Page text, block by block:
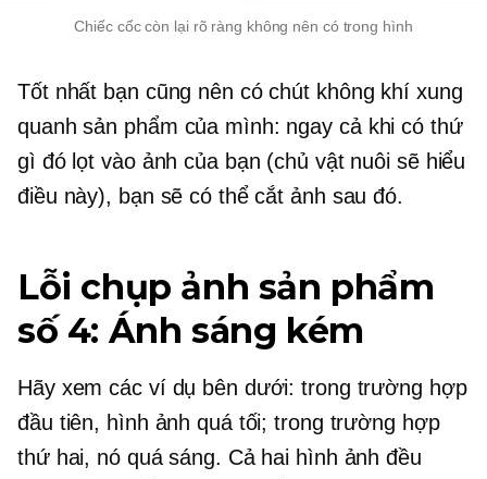
Chiếc cốc còn lại rõ ràng không nên có trong hình
Tốt nhất bạn cũng nên có chút không khí xung
quanh sản phẩm của mình: ngay cả khi có thứ
gì đó lọt vào ảnh của bạn (chủ vật nuôi sẽ hiểu
điều này), bạn sẽ có thể cắt ảnh sau đó.
Lỗi chụp ảnh sản phẩm
số 4: Ánh sáng kém
Hãy xem các ví dụ bên dưới: trong trường hợp
đầu tiên, hình ảnh quá tối; trong trường hợp
thứ hai, nó quá sáng. Cả hai hình ảnh đều